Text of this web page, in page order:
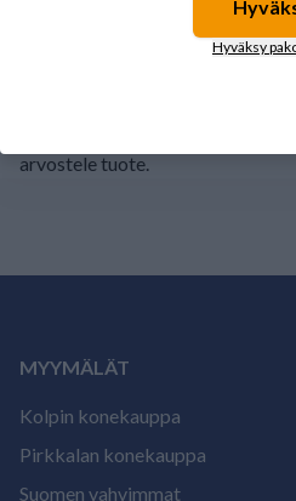
arvostele tuote.
MYYMÄLÄT
Kolpin konekauppa
Pirkkalan konekauppa
Suomen vahvimmat
Hyväksy